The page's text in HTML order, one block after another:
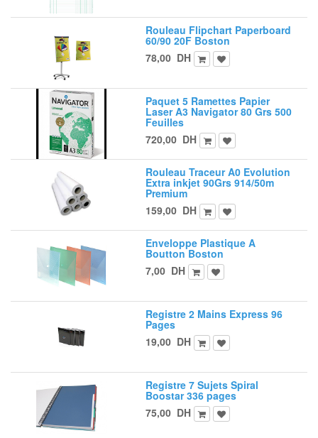
Rouleau Flipchart Paperboard
60/90 20F Boston
78,00 DH
Paquet 5 Ramettes Papier
Laser A3 Navigator 80 Grs 500
Feuilles
720,00 DH
Rouleau Traceur A0 Evolution
Extra inkjet 90Grs 914/50m
Premium
159,00 DH
Enveloppe Plastique A
Boutton Boston
7,00 DH
Registre 2 Mains Express 96
Pages
19,00 DH
Registre 7 Sujets Spiral
Boostar 336 pages
75,00 DH